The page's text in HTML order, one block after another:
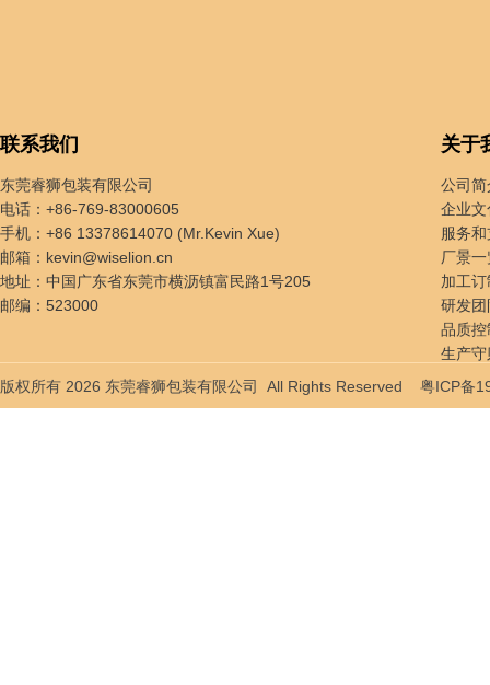
联系我们
东莞睿狮包装有限公司
电话：+86-769-83000605
手机：+86 13378614070 (Mr.Kevin Xue)
邮箱： kevin@wiselion.cn
地址：中国广东省东莞市横沥镇富民路1号205
邮编：523000
关于
公司简
企业文
服务
厂景一
加工订
研发团
品质控
生产守
贸易服
版权所有 2026 东莞睿狮包装有限公司 All Rights Reserved 粤ICP备